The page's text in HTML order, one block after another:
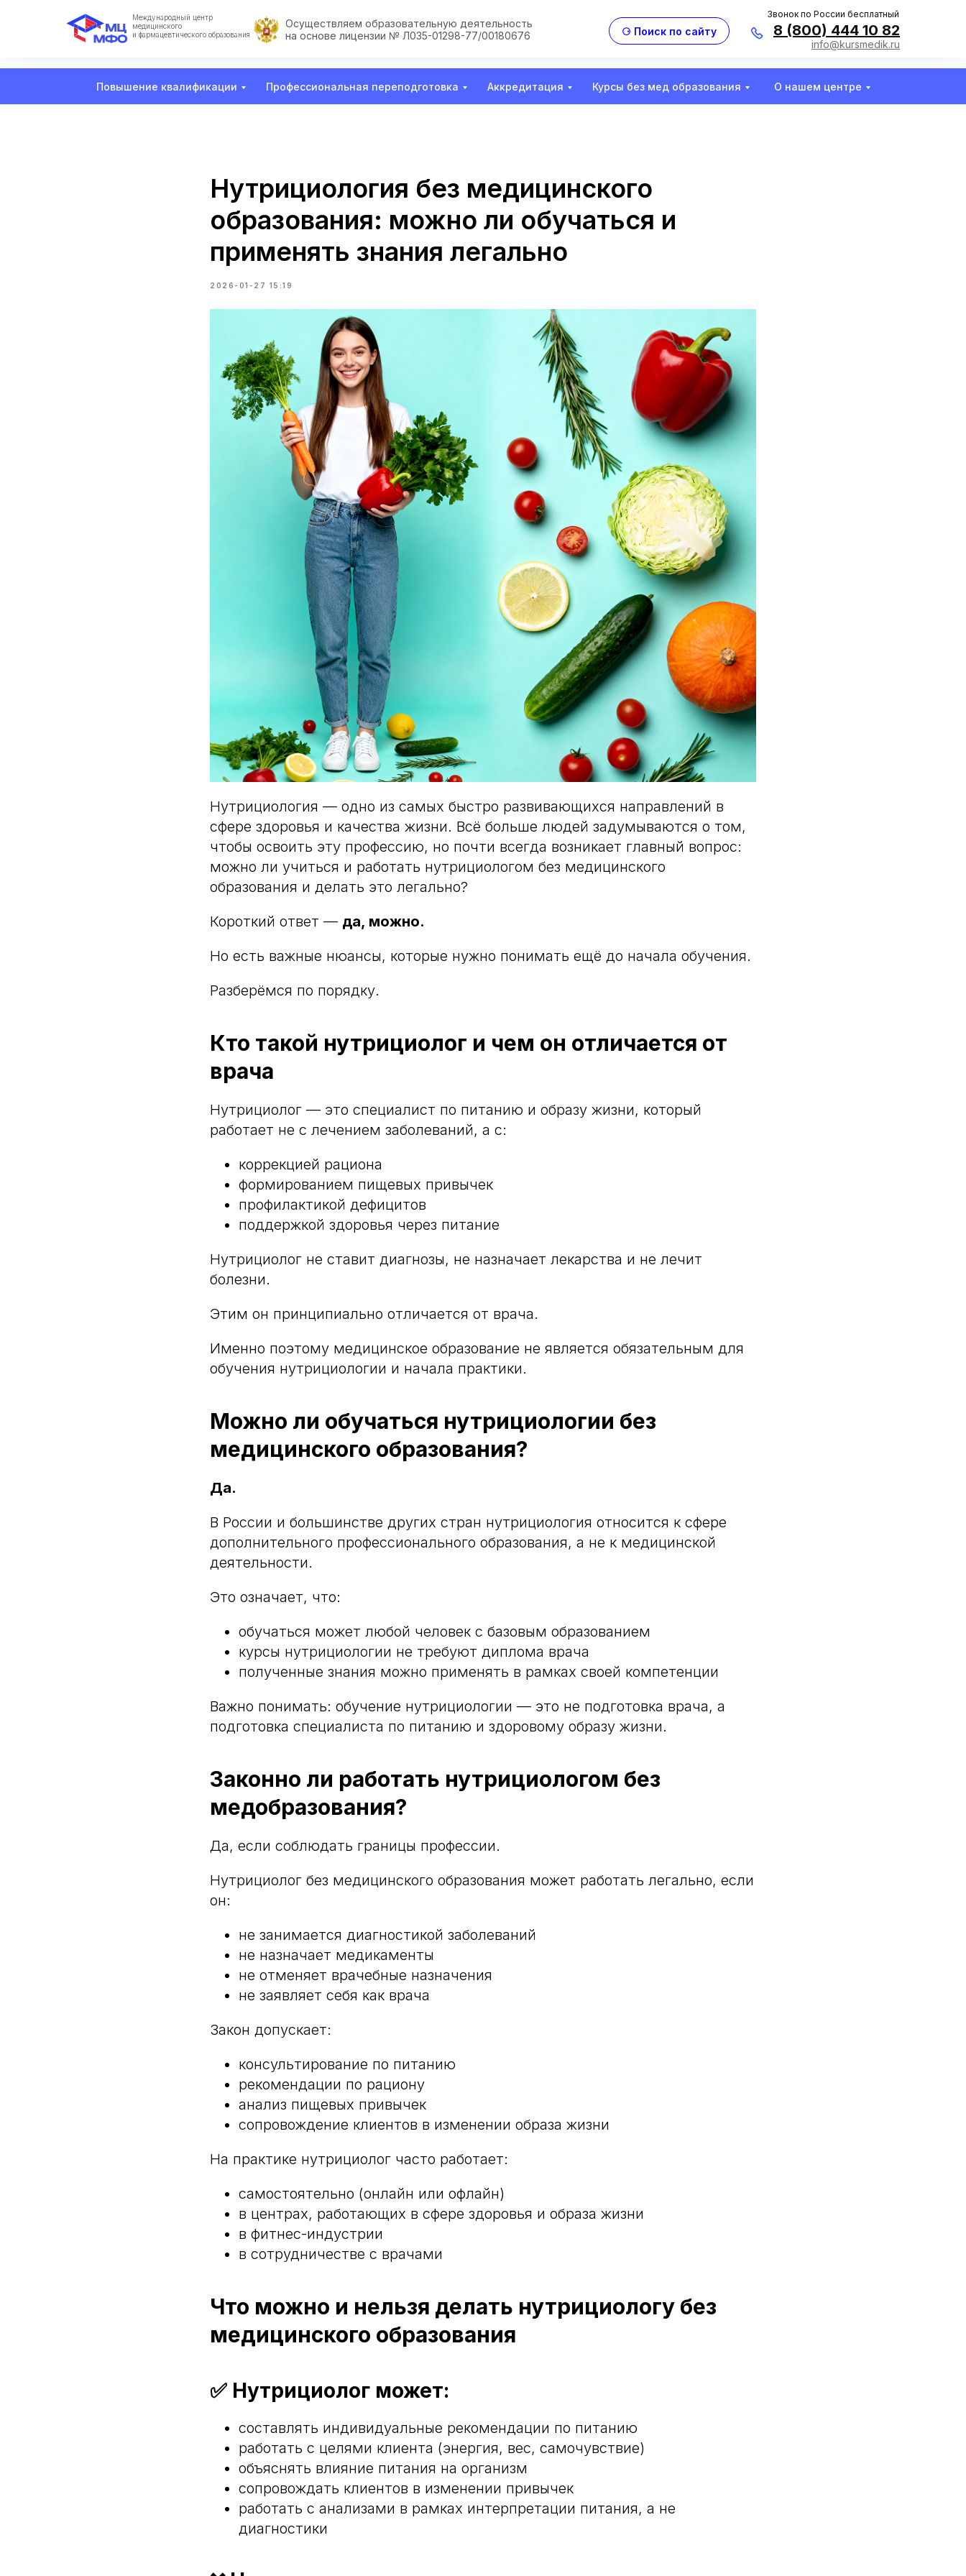
info@kursmedik.ru
8 (800) 444 10 82
Звонок по России бесплатный
⚆ Поиск по сайту
Осуществляем образовательную деятельность
на основе лицензии № Л035-01298-77/00180676
Международный центр
медицинского
и фармацевтического образования
Повышение квалификации Профессиональная переподготовка Аккредитация Курсы без мед образования О нашем центре
Нутрициология без медицинского
образования: можно ли обучаться и
применять знания легально
2026-01-27 15:19
Нутрициология — одно из самых быстро развивающихся направлений в
сфере здоровья и качества жизни. Всё больше людей задумываются о том,
чтобы освоить эту профессию, но почти всегда возникает главный вопрос:
можно ли учиться и работать нутрициологом без медицинского
образования и делать это легально?
Короткий ответ — да, можно.
Но есть важные нюансы, которые нужно понимать ещё до начала обучения.
Разберёмся по порядку.
Кто такой нутрициолог и чем он отличается от
врача
Нутрициолог — это специалист по питанию и образу жизни, который
работает не с лечением заболеваний, а с:
коррекцией рациона
формированием пищевых привычек
профилактикой дефицитов
поддержкой здоровья через питание
Нутрициолог не ставит диагнозы, не назначает лекарства и не лечит
болезни.
Этим он принципиально отличается от врача.
Именно поэтому медицинское образование не является обязательным для
обучения нутрициологии и начала практики.
Можно ли обучаться нутрициологии без
медицинского образования?
Да.
В России и большинстве других стран нутрициология относится к сфере
дополнительного профессионального образования, а не к медицинской
деятельности.
Это означает, что:
обучаться может любой человек с базовым образованием
курсы нутрициологии не требуют диплома врача
полученные знания можно применять в рамках своей компетенции
Важно понимать: обучение нутрициологии — это не подготовка врача, а
подготовка специалиста по питанию и здоровому образу жизни.
Законно ли работать нутрициологом без
медобразования?
Да, если соблюдать границы профессии.
Нутрициолог без медицинского образования может работать легально, если
он:
не занимается диагностикой заболеваний
не назначает медикаменты
не отменяет врачебные назначения
не заявляет себя как врача
Закон допускает:
консультирование по питанию
рекомендации по рациону
анализ пищевых привычек
сопровождение клиентов в изменении образа жизни
На практике нутрициолог часто работает:
самостоятельно (онлайн или офлайн)
в центрах, работающих в сфере здоровья и образа жизни
в фитнес-индустрии
в сотрудничестве с врачами
Что можно и нельзя делать нутрициологу без
медицинского образования
✅ Нутрициолог может:
составлять индивидуальные рекомендации по питанию
работать с целями клиента (энергия, вес, самочувствие)
объяснять влияние питания на организм
сопровождать клиентов в изменении привычек
работать с анализами в рамках интерпретации питания, а не
диагностики